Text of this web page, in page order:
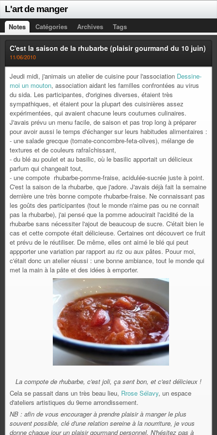
L'art de manger
Notes Catégories Archives Tags
C'est la saison de la rhubarbe (plaisir gourmand du 10 juin)
11/06/2010
Jeudi midi, j'animais un atelier de cuisine pour l'association Dessine-
moi un mouton, association aidant les familles confrontées au virus
du sida. Les participantes, d'origines diverses, étaient très
sympathiques, et étaient pour la plupart des cuisinières assez
expérimentées, qui avaient chacune leurs coutumes culinaires.
J'avais prévu un menu facile, de saison et pas trop long à préparer
pour avoir aussi le temps d'échanger sur leurs habitudes alimentaires :
- une salade grecque (tomate-concombre-feta-olives), mélange de
textures et de couleurs rafraîchissant,
- du blé au poulet et au basilic, où le basilic apportait un délicieux
parfum qui changeait tout,
- une compote rhubarbe-pomme-fraise, acidulée-sucrée juste à point.
C'est la saison de la rhubarbe, que j'adore. J'avais déjà fait la semaine
dernière une très bonne compote rhubarbe-fraise. Ne connaissant pas
les goûts des participantes (tout le monde n'aime pas ou ne connait
pas la rhubarbe), j'ai pensé que la pomme adoucirait l'acidité de la
rhubarbe sans nécessiter l'ajout de beaucoup de sucre. C'était bien le
cas et cette compote était délicieuse. Certaines ont découvert ce fruit
et prévu de le réutiliser. De même, elles ont aimé le blé qui peut
appporter une variation par rapport au riz ou aux pâtes. Pouur moi,
c'était donc un atelier réussi : une bonne ambiance, tout le monde qui
met la main à la pâte et des idées à emporter.
La compote de rhubarbe, c'est joli, ça sent bon, et c'est délicieux !
Cela se passait dans un très beau lieu, Rrose Sélavy, un espace
d'ateliers artistiques du 9eme arrondissement.
NB : afin de vous encourager à prendre plaisir à manger le plus
souvent possible, clé d'une relation sereine à la nourriture, je vous
donne chaque jour un plaisir gourmand personnel. N'hésitez pas à